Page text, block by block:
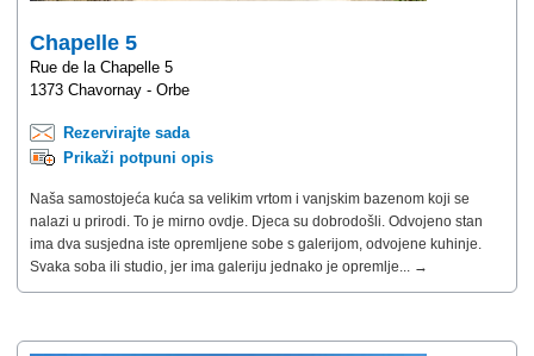
Chapelle 5
Rue de la Chapelle 5
1373 Chavornay - Orbe
Rezervirajte sada
Prikaži potpuni opis
Naša samostojeća kuća sa velikim vrtom i vanjskim bazenom koji se
nalazi u prirodi. To je mirno ovdje. Djeca su dobrodošli. Odvojeno stan
ima dva susjedna iste opremljene sobe s galerijom, odvojene kuhinje.
Svaka soba ili studio, jer ima galeriju jednako je opremlje... →